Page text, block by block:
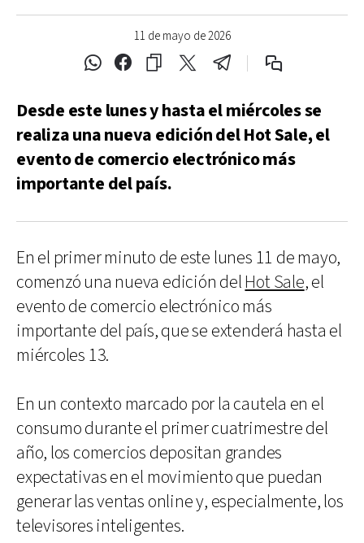
11 de mayo de 2026
Desde este lunes y hasta el miércoles se
realiza una nueva edición del Hot Sale, el
evento de comercio electrónico más
importante del país.
En el primer minuto de este lunes 11 de mayo,
comenzó una nueva edición del Hot Sale, el
evento de comercio electrónico más
importante del país, que se extenderá hasta el
miércoles 13.
En un contexto marcado por la cautela en el
consumo durante el primer cuatrimestre del
año, los comercios depositan grandes
expectativas en el movimiento que puedan
generar las ventas online y, especialmente, los
televisores inteligentes.